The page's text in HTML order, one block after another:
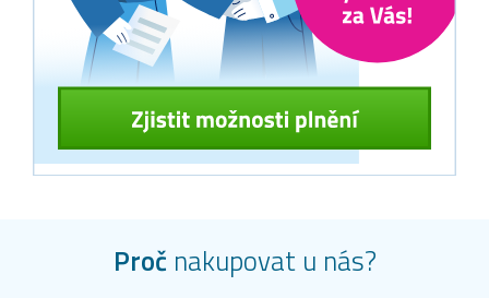
Proč nakupovat u nás?